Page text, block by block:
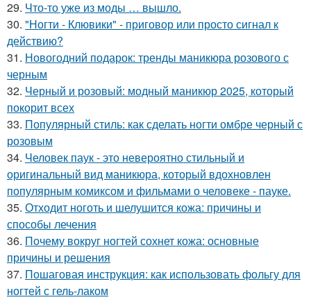
29. Что-то уже из моды … вышло.
30. "Ногти - Клювики" - приговор или просто сигнал к
действию?
31. Новогодний подарок: тренды маникюра розового с
черным
32. Черный и розовый: модный маникюр 2025, который
покорит всех
33. Популярный стиль: как сделать ногти омбре черный с
розовым
34. Человек паук - это невероятно стильный и
оригинальный вид маникюра, который вдохновлен
популярным комиксом и фильмами о человеке - пауке.
35. Отходит ноготь и шелушится кожа: причины и
способы лечения
36. Почему вокруг ногтей сохнет кожа: основные
причины и решения
37. Пошаговая инструкция: как использовать фольгу для
ногтей с гель-лаком